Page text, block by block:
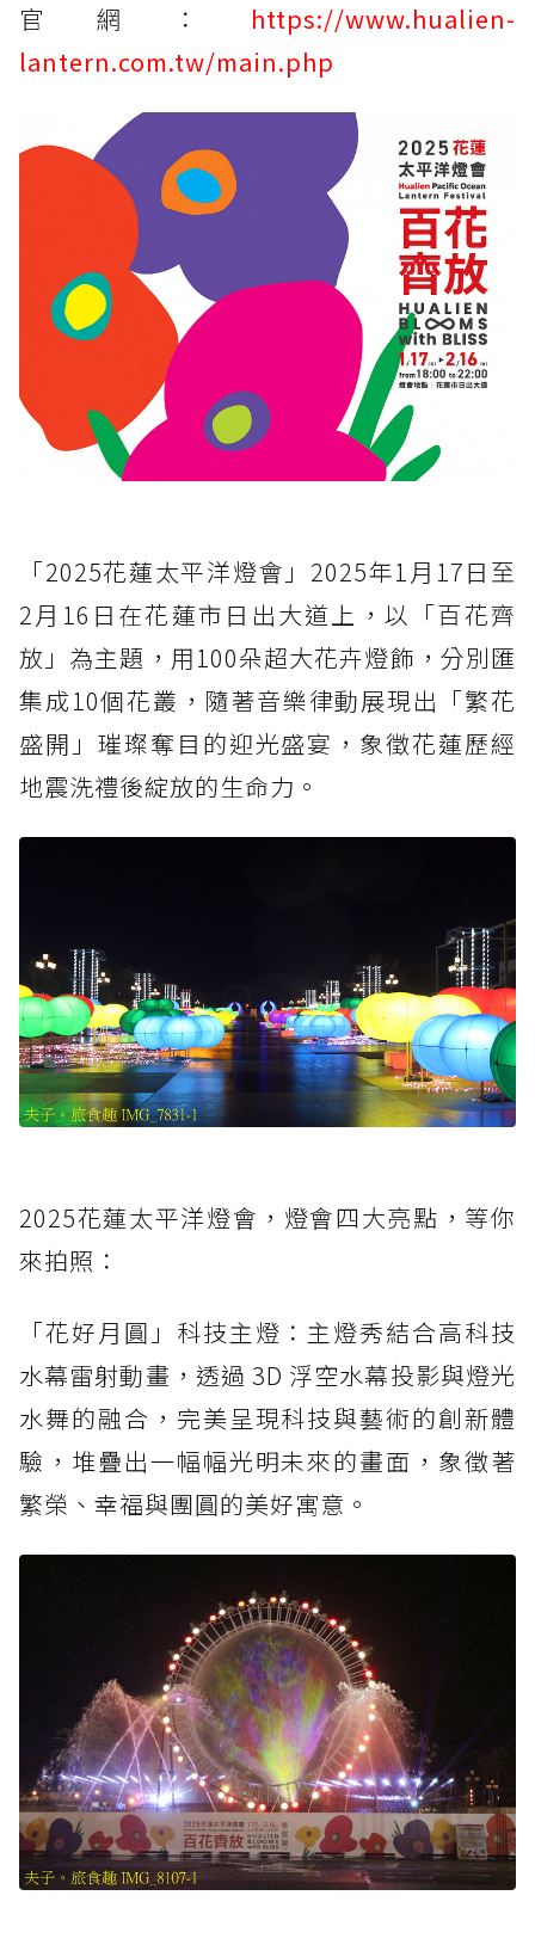
官網： https://www.hualien-
lantern.com.tw/main.php
「2025花蓮太平洋燈會」2025年1月17日至
2月16日在花蓮市日出大道上，以「百花齊
放」為主題，用100朵超大花卉燈飾，分別匯
集成10個花叢，隨著音樂律動展現出「繁花
盛開」璀璨奪目的迎光盛宴，象徵花蓮歷經
地震洗禮後綻放的生命力。
2025花蓮太平洋燈會，燈會四大亮點，等你
來拍照：
「花好月圓」科技主燈：主燈秀結合高科技
水幕雷射動畫，透過 3D 浮空水幕投影與燈光
水舞的融合，完美呈現科技與藝術的創新體
驗，堆疊出一幅幅光明未來的畫面，象徵著
繁榮、幸福與團圓的美好寓意。